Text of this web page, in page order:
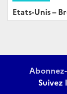
Etats-Unis –
Suivez